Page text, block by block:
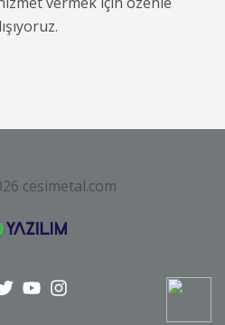
cesimetal.com